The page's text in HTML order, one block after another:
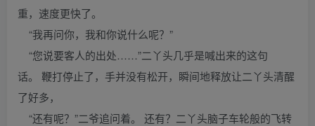
重，速度更快了。
“我再问你，我和你说什么呢？”
“您说要客人的出处……”二丫头几乎是喊出来的这句
话。 鞭打停止了，手并没有松开，瞬间地释放让二丫头清醒
了好多，
“还有呢？”二爷追问着。 还有？二丫头脑子车轮般的飞转